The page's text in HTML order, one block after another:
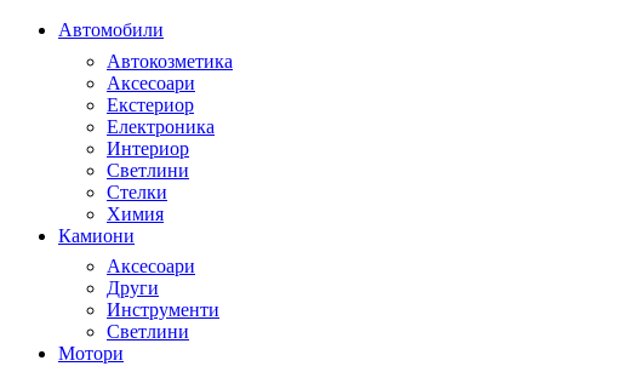
Автомобили
Автокозметика
Аксесоари
Екстериор
Електроника
Интериор
Светлини
Стелки
Химия
Камиони
Аксесоари
Други
Инструменти
Светлини
Мотори